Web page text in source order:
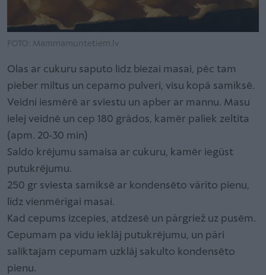
FOTO: Mammamuntetiem.lv
Olas ar cukuru saputo lidz biezai masai, pēc tam
pieber miltus un cepamo pulveri, visu kopā samiksē.
Veidni iesmērē ar sviestu un apber ar mannu. Masu
ielej veidnē un cep 180 grādos, kamēr paliek zeltīta
(apm. 20-30 min)
Saldo krējumu samaisa ar cukuru, kamēr iegūst
putukrējumu.
250 gr sviesta samiksē ar kondensēto vārīto pienu,
līdz vienmērīgai masai.
Kad cepums izcepies, atdzesē un pārgriež uz pusēm.
Cepumam pa vidu ieklāj putukrējumu, un pāri
saliktajam cepumam uzklāj sakulto kondensēto
pienu.